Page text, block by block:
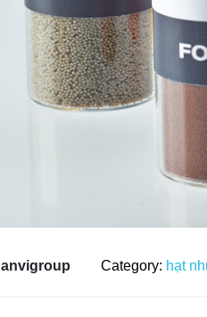
anvigroup Category: hạt